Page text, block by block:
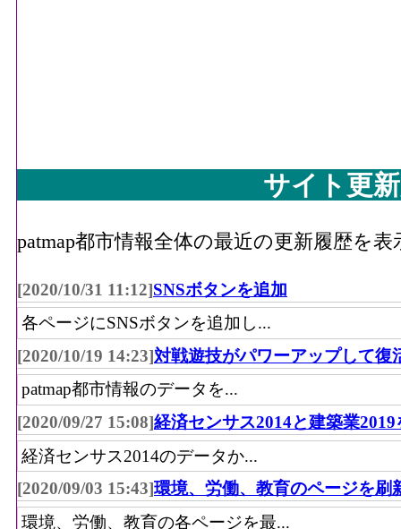
サイト更
patmap都市情報全体の最近の更新履歴を表
[2020/10/31 11:12]SNSボタンを追加
各ページにSNSボタンを追加し...
[2020/10/19 14:23]対戦遊技がパワーアップして復
patmap都市情報のデータを...
[2020/09/27 15:08]経済センサス2014と建築業2019
経済センサス2014のデータか...
[2020/09/03 15:43]環境、労働、教育のページを刷
環境、労働、教育の各ページを最...